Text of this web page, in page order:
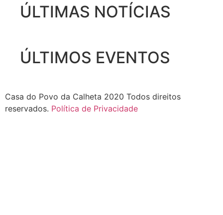
ÚLTIMAS NOTÍCIAS
ÚLTIMOS EVENTOS
Casa do Povo da Calheta 2020 Todos direitos
reservados. Política de Privacidade